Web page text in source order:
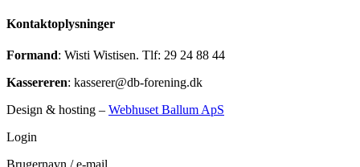
Kontaktoplysninger
Formand: Wisti Wistisen. Tlf: 29 24 88 44
Kassereren: kasserer@db-forening.dk
Design & hosting – Webhuset Ballum ApS
Login